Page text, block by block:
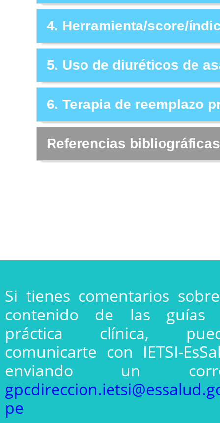
4. Herramienta/score/
5. Uso de diuréticos de
6. Terapia de reemplazo
Referencias bibliográficas
Si tienes comentarios
contenido de las guías
práctica clínica,
comunicarte con IETSI-
enviando un
pe